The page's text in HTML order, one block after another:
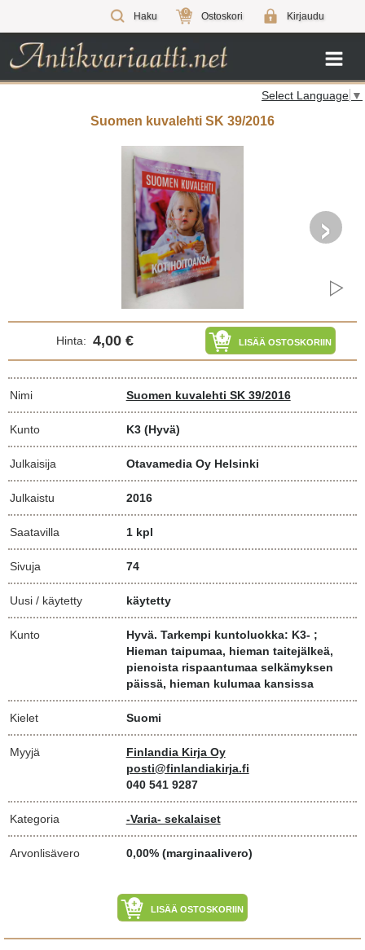
Haku 0 Ostoskori Kirjaudu
Select Language ▼
Suomen kuvalehti SK 39/2016
›
Hinta: 4,00 € LISÄÄ OSTOSKORIIN
Nimi Suomen kuvalehti SK 39/2016
Kunto K3 (Hyvä)
Julkaisija Otavamedia Oy Helsinki
Julkaistu 2016
Saatavilla 1 kpl
Sivuja 74
Uusi / käytetty käytetty
Kunto
Hyvä. Tarkempi kuntoluokka: K3- ;
Hieman taipumaa, hieman taitejälkeä,
pienoista rispaantumaa selkämyksen
päissä, hieman kulumaa kansissa
Kielet Suomi
Myyjä
Finlandia Kirja Oy
posti@finlandiakirja.fi
040 541 9287
Kategoria -Varia- sekalaiset
Arvonlisävero 0,00% (marginaalivero)
LISÄÄ OSTOSKORIIN